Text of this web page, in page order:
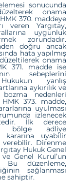
sonucunda
onama
HMK 370. maddeye
veren Yargıtay,
uygunluk
zorundadır.
doğru ancak
hata yapılmış
onama
371. madde ise
sebeplerini
yanlış
aykırılık ve
bozma nedenleri
HMK 373. madde,
uyulması
izlenecek
İlk derece
bölge adliye
kararına uyabilir
verebilir. Direnme
Hukuk Genel
Genel Kurul’un
Bu düzenleme,
sağlanması
sahiptir.